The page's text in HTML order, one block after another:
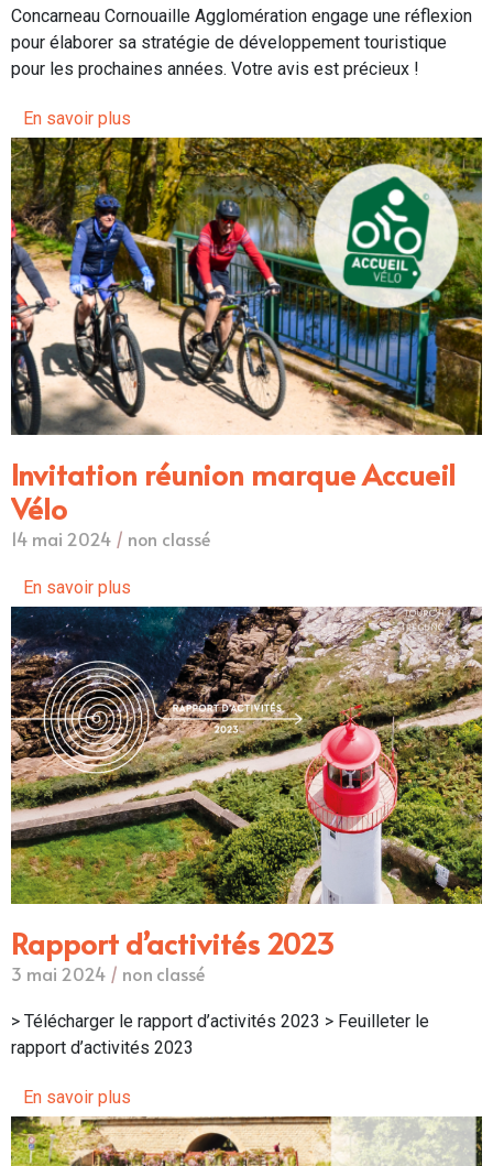
Concarneau Cornouaille Agglomération engage une réflexion
pour élaborer sa stratégie de développement touristique
pour les prochaines années. Votre avis est précieux !
En savoir plus
Invitation réunion marque Accueil
Vélo
14 mai 2024 / non classé
En savoir plus
Rapport d’activités 2023
3 mai 2024 / non classé
> Télécharger le rapport d’activités 2023 > Feuilleter le
rapport d’activités 2023
En savoir plus